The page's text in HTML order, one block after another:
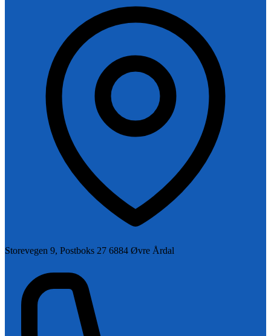
Storevegen 9, Postboks 27 6884 Øvre Årdal